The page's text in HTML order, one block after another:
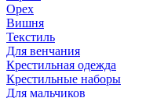
Орех
Вишня
Текстиль
Для венчания
Крестильная одежда
Крестильные наборы
Для мальчиков